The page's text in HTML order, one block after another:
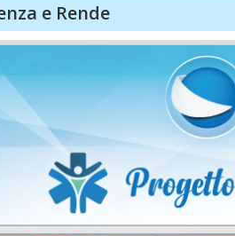
e Rende